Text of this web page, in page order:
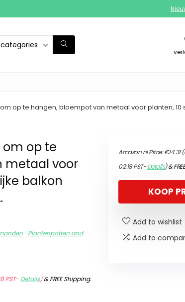
op te hangen, bloempot van metaal voor planten, 10
om op te
metaal voor
balkon
Plantenpotten and
PST- Details)&FREE Shipping.
Amazon.nl Price:€14.31
02:18 PST-Details)&
KOOP
Add to wishlist
Add to